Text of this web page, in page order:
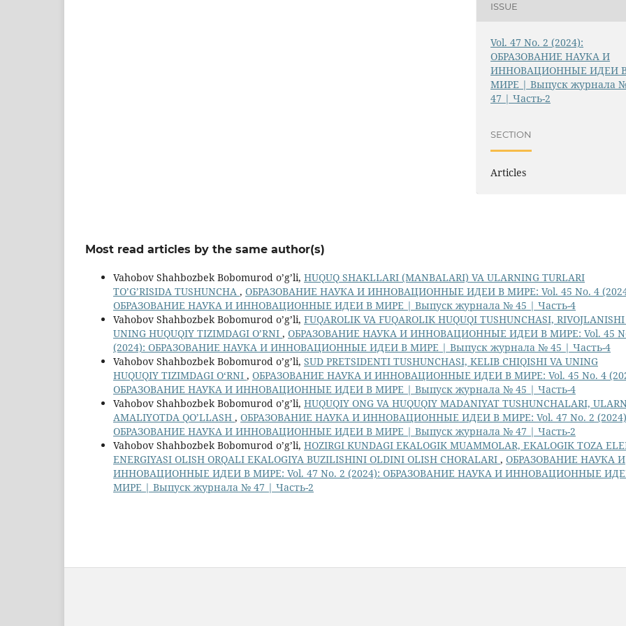
ISSUE
Vol. 47 No. 2 (2024):
ОБРАЗОВАНИЕ НАУКА И
ИННОВАЦИОННЫЕ ИДЕИ
МИРЕ | Выпуск журнала
47 | Часть-2
SECTION
Articles
Most read articles by the same author(s)
Vahobov Shahbozbek Bobomurod o’g’li, HUQUQ SHAKLLARI (MANBALARI) VA ULARNING TURLARI
TO’G’RISIDA TUSHUNCHA , ОБРАЗОВАНИЕ НАУКА И ИННОВАЦИОННЫЕ ИДЕИ В МИРЕ: Vol. 45 No. 4
ОБРАЗОВАНИЕ НАУКА И ИННОВАЦИОННЫЕ ИДЕИ В МИРЕ | Выпуск журнала № 45 | Часть-4
Vahobov Shahbozbek Bobomurod o’g’li, FUQAROLIK VA FUQAROLIK HUQUQI TUSHUNCHASI,
UNING HUQUQIY TIZIMDAGI O’RNI , ОБРАЗОВАНИЕ НАУКА И ИННОВАЦИОННЫЕ ИДЕИ В МИРЕ: Vol. 45
(2024): ОБРАЗОВАНИЕ НАУКА И ИННОВАЦИОННЫЕ ИДЕИ В МИРЕ | Выпуск журнала № 45 | Часть-4
Vahobov Shahbozbek Bobomurod o’g’li, SUD PRETSIDENTI TUSHUNCHASI, KELIB CHIQISHI VA UNING
HUQUQIY TIZIMDAGI OʻRNI , ОБРАЗОВАНИЕ НАУКА И ИННОВАЦИОННЫЕ ИДЕИ В МИРЕ: Vol. 45 No. 4
ОБРАЗОВАНИЕ НАУКА И ИННОВАЦИОННЫЕ ИДЕИ В МИРЕ | Выпуск журнала № 45 | Часть-4
Vahobov Shahbozbek Bobomurod o’g’li, HUQUQIY ONG VA HUQUQIY MADANIYAT TUSHUNCHALARI,
AMALIYOTDA QO’LLASH , ОБРАЗОВАНИЕ НАУКА И ИННОВАЦИОННЫЕ ИДЕИ В МИРЕ: Vol. 47 No. 2
ОБРАЗОВАНИЕ НАУКА И ИННОВАЦИОННЫЕ ИДЕИ В МИРЕ | Выпуск журнала № 47 | Часть-2
Vahobov Shahbozbek Bobomurod o’g’li, HOZIRGI KUNDAGI EKALOGIK MUAMMOLAR, EKALOGIK TOZA
ENERGIYASI OLISH ORQALI EKALOGIYA BUZILISHINI OLDINI OLISH CHORALARI , ОБРАЗОВАНИЕ НАУКА И
ИННОВАЦИОННЫЕ ИДЕИ В МИРЕ: Vol. 47 No. 2 (2024): ОБРАЗОВАНИЕ НАУКА И ИННОВАЦИОННЫЕ
МИРЕ | Выпуск журнала № 47 | Часть-2